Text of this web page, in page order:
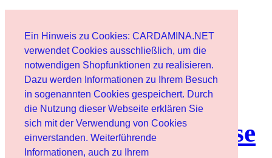
Ein Hinweis zu Cookies: CARDAMINA.NET
verwendet Cookies ausschließlich, um die
notwendigen Shopfunktionen zu realisieren.
Dazu werden Informationen zu Ihrem Besuch
in sogenannten Cookies gespeichert. Durch
die Nutzung dieser Webseite erklären Sie
sich mit der Verwendung von Cookies
einverstanden. Weiterführende
Informationen, auch zu Ihrem
Benutzer
Newsletter
Nutzungshinweise